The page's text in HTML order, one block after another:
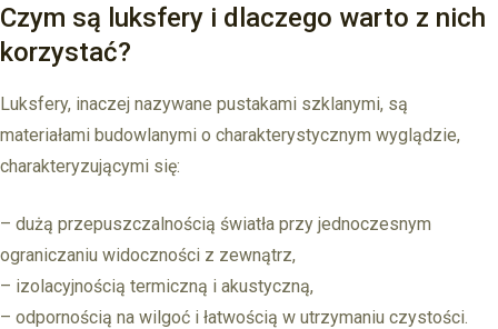
Czym są luksfery i dlaczego warto z nich
korzystać?
Luksfery, inaczej nazywane pustakami szklanymi, są
materiałami budowlanymi o charakterystycznym wyglądzie,
charakteryzującymi się:
– dużą przepuszczalnością światła przy jednoczesnym
ograniczaniu widoczności z zewnątrz,
– izolacyjnością termiczną i akustyczną,
– odpornością na wilgoć i łatwością w utrzymaniu czystości.